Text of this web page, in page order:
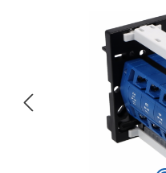
Bildergalerie